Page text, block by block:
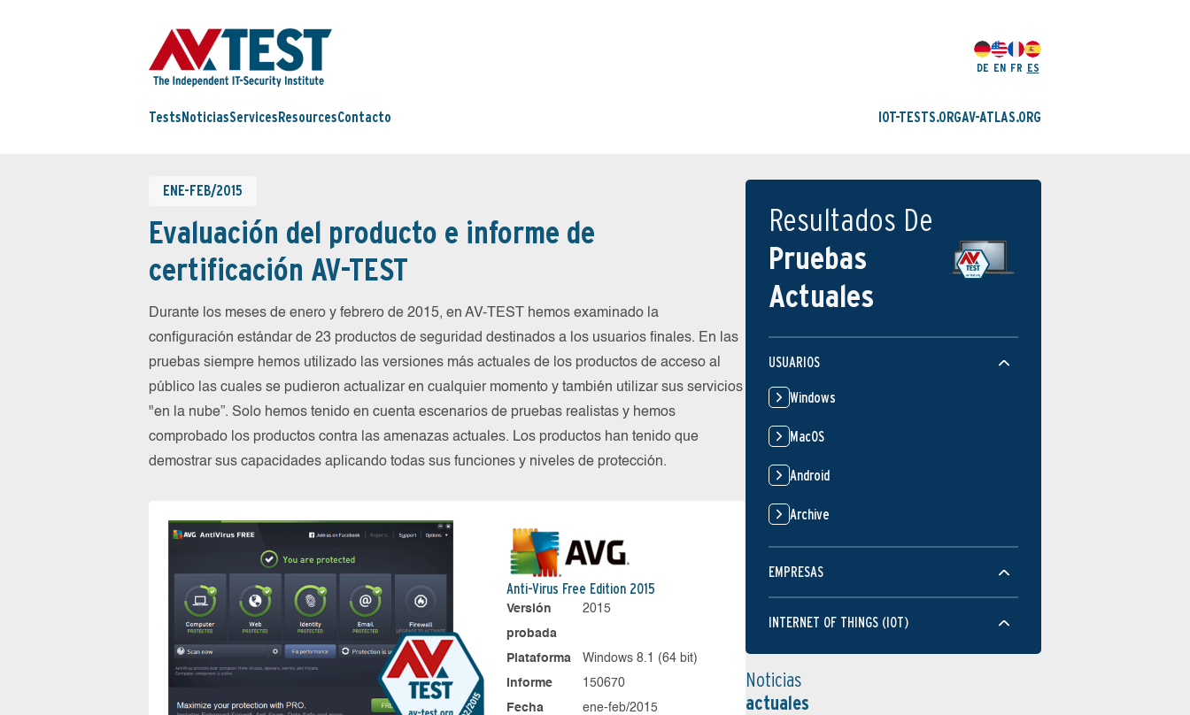
DE EN FR ES
Tests NoticiasServices ResourcesContacto IOT-TESTS.ORGAV-ATLAS.ORG
ENE-FEB/2015
Evaluación del producto e informe de
certificación AV-TEST
Durante los meses de enero y febrero de 2015, en AV-TEST hemos examinado la
configuración estándar de 23 productos de seguridad destinados a los usuarios finales. En las
pruebas siempre hemos utilizado las versiones más actuales de los productos de acceso al
público las cuales se pudieron actualizar en cualquier momento y también utilizar sus servicios
"en la nube”. Solo hemos tenido en cuenta escenarios de pruebas realistas y hemos
comprobado los productos contra las amenazas actuales. Los productos han tenido que
demostrar sus capacidades aplicando todas sus funciones y niveles de protección.
Anti-Virus Free Edition 2015
Versión
probada
2015
Plataforma
Windows 8.1 (64 bit)
Informe
150670
Fecha
ene-feb/2015
Resultados De
Pruebas
Actuales
USUARIOS
Windows
MacOS
Android
Archive
EMPRESAS
INTERNET OF THINGS (IOT)
Noticias
actuales